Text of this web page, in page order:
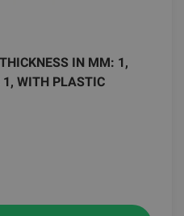
IN MM: 1,
WITH PLASTIC